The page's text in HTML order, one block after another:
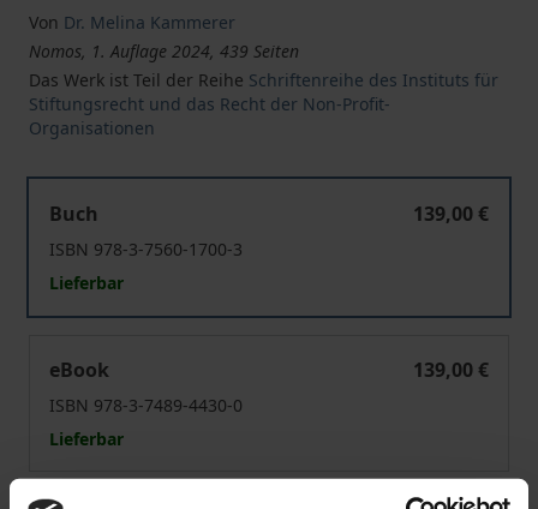
Von Dr. Melina Kammerer
Nomos, 1. Auflage 2024, 439 Seiten
Das Werk ist Teil der Reihe Schriftenreihe des Instituts für
Stiftungsrecht und das Recht der Non-Profit-
Organisationen
Buch
139,00 €
ISBN 978-3-7560-1700-3
Lieferbar
eBook
139,00 €
ISBN 978-3-7489-4430-0
Lieferbar